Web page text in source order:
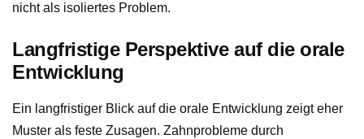
nicht als isoliertes Problem.
Langfristige Perspektive auf die orale
Entwicklung
Ein langfristiger Blick auf die orale Entwicklung zeigt eher
Muster als feste Zusagen. Zahnprobleme durch